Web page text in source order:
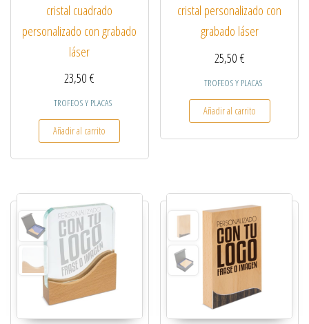
cristal cuadrado
personalizado con grabado
láser
23,50€
TROFEOS Y PLACAS
Añadir al carrito
cristal personalizado con
grabado láser
25,50€
TROFEOS Y PLACAS
Añadir al carrito